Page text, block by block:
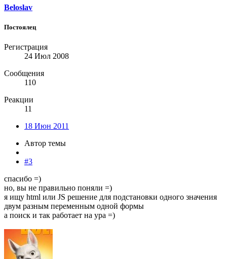
Beloslav
Постоялец
Регистрация
24 Июл 2008
Сообщения
110
Реакции
11
18 Июн 2011
Автор темы
#3
спасибо =)
но, вы не правильно поняли =)
я ищу html или JS решение для подстановки одного значения
двум разным переменным одной формы
а поиск и так работает на ура =)